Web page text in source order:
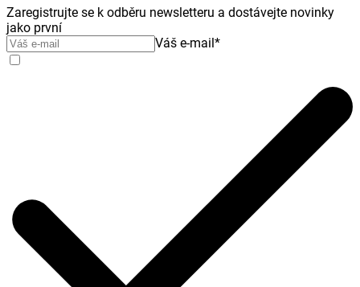
Zaregistrujte se k odběru newsletteru a dostávejte novinky
jako první
Váš e-mail*